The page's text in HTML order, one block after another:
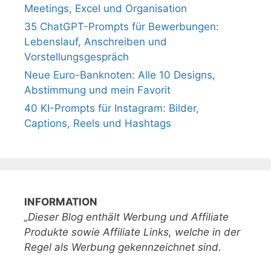
Meetings, Excel und Organisation
35 ChatGPT-Prompts für Bewerbungen:
Lebenslauf, Anschreiben und
Vorstellungsgespräch
Neue Euro-Banknoten: Alle 10 Designs,
Abstimmung und mein Favorit
40 KI-Prompts für Instagram: Bilder,
Captions, Reels und Hashtags
INFORMATION
„Dieser Blog enthält Werbung und Affiliate
Produkte sowie Affiliate Links, welche in der
Regel als Werbung gekennzeichnet sind.